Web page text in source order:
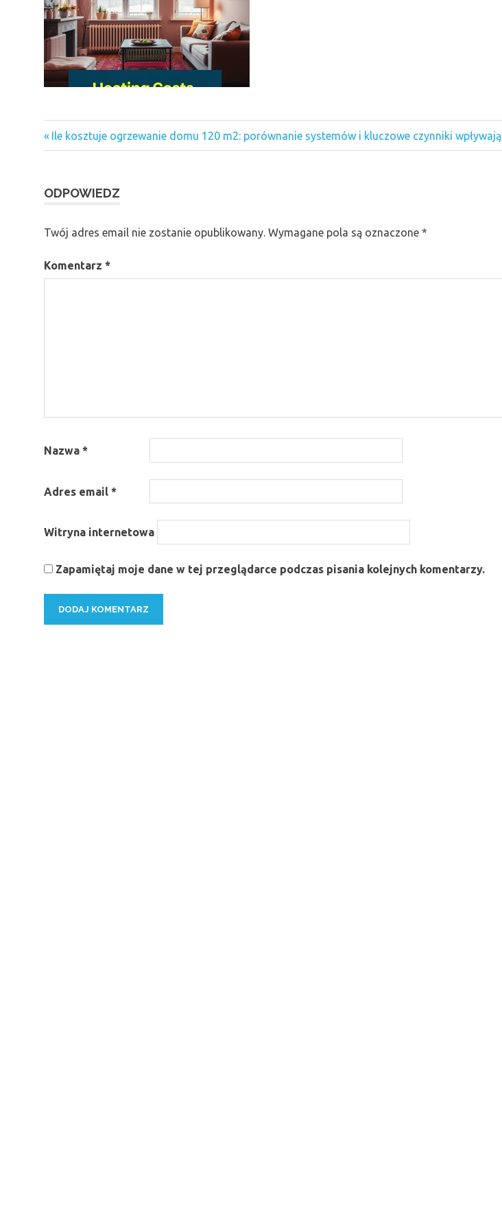
Nawigacja
Previous
Post:
Ile kosztuje ogrzewanie domu 120 m2: porównanie systemów i kluczowe czynniki
ODPOWIEDZ
Twój adres email nie zostanie opublikowany. Wymagane pola są oznaczone *
Komentarz *
Nazwa *
Adres email *
Witryna internetowa
Zapamiętaj moje dane w tej przeglądarce podczas pisania kolejnych komentarzy.